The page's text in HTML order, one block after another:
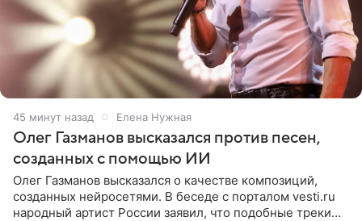
45 минут назад Елена Нужная
Олег Газманов высказался против песен,
созданных с помощью ИИ
Олег Газманов высказался о качестве композиций,
созданных нейросетями. В беседе с порталом vesti.ru
народный артист России заявил, что подобные треки